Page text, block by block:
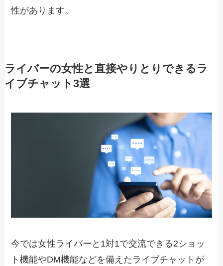
性があります。
ライバーの女性と直接やりとりできるラ
イブチャット3選
今では女性ライバーと1対1で交流できる2ショッ
ト機能やDM機能などを備えたライブチャットが